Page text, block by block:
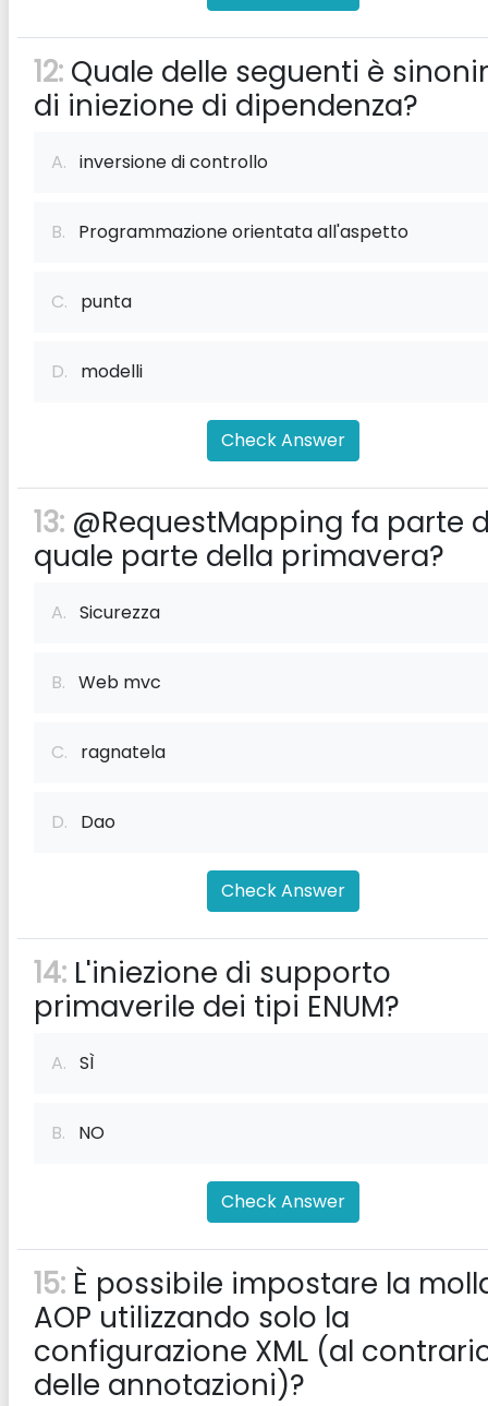
12: Quale delle seguenti è
di iniezione di dipendenza?
A. inversione di controllo
B. Programmazione orientata all'aspetto
C. punta
D. modelli
Check Answer
13: @RequestMapping fa parte
quale parte della primavera?
A. Sicurezza
B. Web mvc
C. ragnatela
D. Dao
Check Answer
14: L'iniezione di supporto
primaverile dei tipi ENUM?
A. SÌ
B. NO
Check Answer
15: È possibile impostare la
AOP utilizzando solo la
configurazione XML (al
delle annotazioni)?